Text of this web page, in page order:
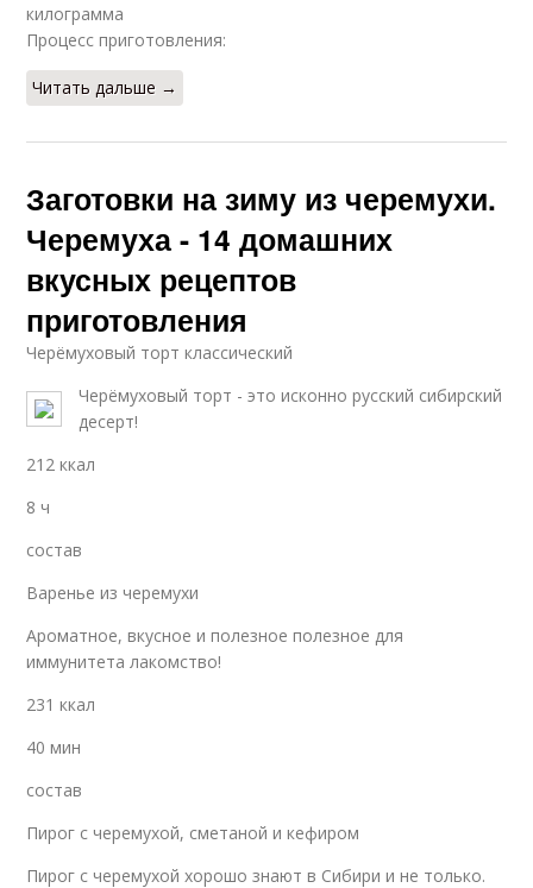
килограмма
Процесс приготовления:
Читать дальше →
Заготовки на зиму из черемухи.
Черемуха - 14 домашних
вкусных рецептов
приготовления
Черёмуховый торт классический
Черёмуховый торт - это исконно русский сибирский
десерт!
212 ккал
8 ч
состав
Варенье из черемухи
Ароматное, вкусное и полезное полезное для
иммунитета лакомство!
231 ккал
40 мин
состав
Пирог с черемухой, сметаной и кефиром
Пирог с черемухой хорошо знают в Сибири и не только.